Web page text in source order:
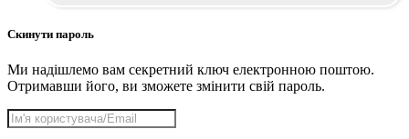
Скинути пароль
Ми надішлемо вам секретний ключ електронною поштою.
Отримавши його, ви зможете змінити свій пароль.